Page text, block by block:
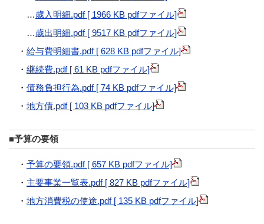
…歳入明細.pdf [ 1966 KB pdfファイル]
…歳出明細.pdf [ 9517 KB pdfファイル]
・ 給与費明細書.pdf [ 628 KB pdfファイル]
・ 継続費.pdf [ 61 KB pdfファイル]
・ 債務負担行為.pdf [ 74 KB pdfファイル]
・ 地方債.pdf [ 103 KB pdfファイル]
■予算の要領
・ 予算の要領.pdf [ 657 KB pdfファイル]
・ 主要事業一覧表.pdf [ 827 KB pdfファイル]
・ 地方消費税の使途.pdf [ 135 KB pdfファイル]